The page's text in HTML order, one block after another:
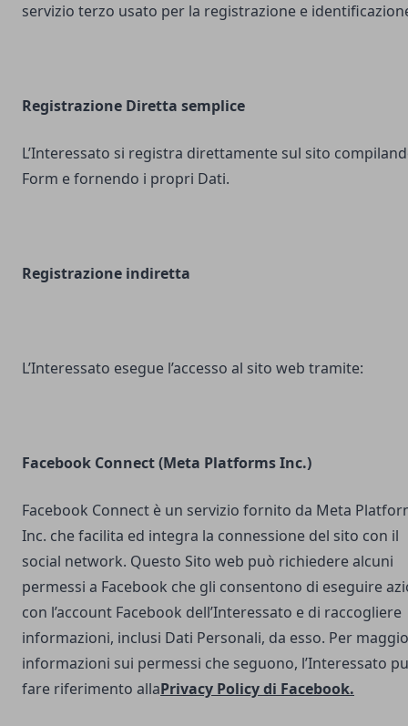
servizio terzo usato per la registrazione e
Registrazione Diretta semplice
L’Interessato si registra direttamente sul sito
Form e fornendo i propri Dati.
Registrazione indiretta
L’Interessato esegue l’accesso al sito web tramite:
Facebook Connect (Meta Platforms Inc.)
Facebook Connect è un servizio fornito da Meta
Inc. che facilita ed integra la connessione del sito con il
social network. Questo Sito web può richiedere alcuni
permessi a Facebook che gli consentono di eseguire
con l’account Facebook dell’Interessato e di raccogliere
informazioni, inclusi Dati Personali, da esso. Per
informazioni sui permessi che seguono, l’Interessato
fare riferimento allaPrivacy Policy di Facebook.